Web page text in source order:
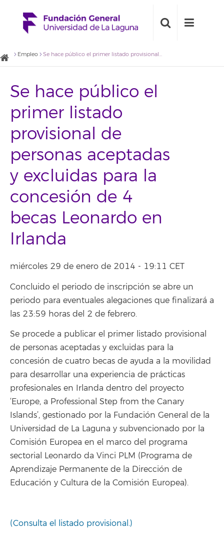
Empleo Se hace público el primer listado provisional de personas aceptadas y excluidas para la concesión de 4 becas Leonardo en Irlanda
Se hace público el
primer listado
provisional de
personas aceptadas
y excluidas para la
concesión de 4
becas Leonardo en
Irlanda
miércoles 29 de enero de 2014 - 19:11 CET
Concluido el periodo de inscripción se abre un
periodo para eventuales alegaciones que finalizará a
las 23:59 horas del 2 de febrero.
Se procede a publicar el primer listado provisional
de personas aceptadas y excluidas para la
concesión de cuatro becas de ayuda a la movilidad
para desarrollar una experiencia de prácticas
profesionales en Irlanda dentro del proyecto
‘Europe, a Professional Step from the Canary
Islands’, gestionado por la Fundación General de la
Universidad de La Laguna y subvencionado por la
Comisión Europea en el marco del programa
sectorial Leonardo da Vinci PLM (Programa de
Aprendizaje Permanente de la Dirección de
Educación y Cultura de la Comisión Europea).
(Consulta el listado provisional.)